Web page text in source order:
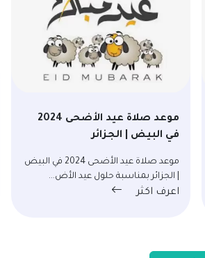
موعد صلاة عيد الأضحى 2024
في البيض | الجزائر
موعد صلاة عيد الأضحى 2024 في البيض
| الجزائر بمناسبة حلول عيد الأض...
اعرف اكثر